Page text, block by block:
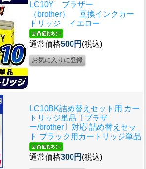
LC10Y ブラザー
（brother） 互換インクカー
トリッジ イエロー
通常価格500円 (税込)
LC10BK詰め替えセット用 カー
トリッジ単品〔ブラザ
ー/brother〕対応 詰め替えセッ
ト ブラック用カートリッジ単品
通常価格300円 (税込)